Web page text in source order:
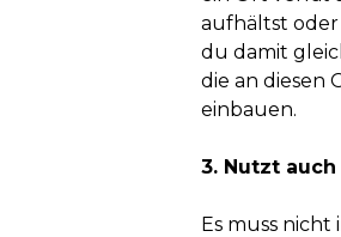
aufhältst oder
du damit
die an diesen
einbauen.
3. Nutzt
Es muss nicht